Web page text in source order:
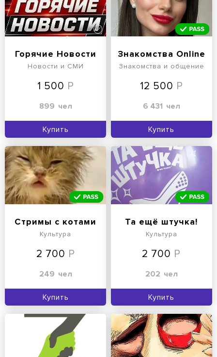
Горячие Новости
Новости и СМИ
1 500
899 чел
Купить
Знакомства Online
Знакомства и общение
12 500
6 431 чел
Купить
Стримы с котами
Культура
2 700
249 чел
Купить
Та ещё штучка!
Культура
2 700
202 чел
Купить